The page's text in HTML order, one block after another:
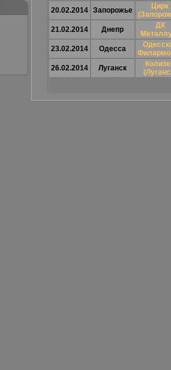
20.02.2014
Запорожье
Цирк
21.02.2014
Днепр
ДК
23.02.2014
Одесса
26.02.2014
Луганск